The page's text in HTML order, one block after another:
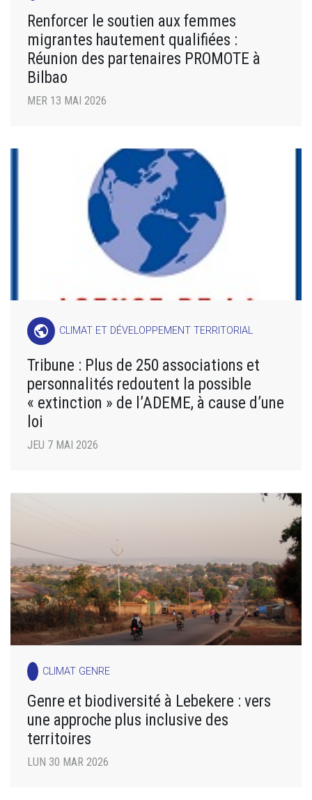
Renforcer le soutien aux femmes
migrantes hautement qualifiées :
Réunion des partenaires PROMOTE à
Bilbao
MER 13 MAI 2026
public CLIMAT ET DÉVELOPPEMENT TERRITORIAL
Tribune : Plus de 250 associations et
personnalités redoutent la possible
« extinction » de l’ADEME, à cause d’une
loi
JEU 7 MAI 2026
CLIMAT GENRE
Genre et biodiversité à Lebekere : vers
une approche plus inclusive des
territoires
LUN 30 MAR 2026